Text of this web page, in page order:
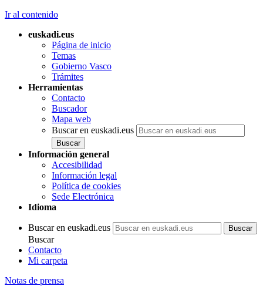
Ir al contenido
euskadi.eus
Página de inicio
Temas
Gobierno Vasco
Trámites
Herramientas
Contacto
Buscador
Mapa web
Buscar en euskadi.eus
Información general
Accesibilidad
Información legal
Política de cookies
Sede Electrónica
Idioma
Buscar en euskadi.eus
Buscar
Contacto
Mi carpeta
Notas de prensa